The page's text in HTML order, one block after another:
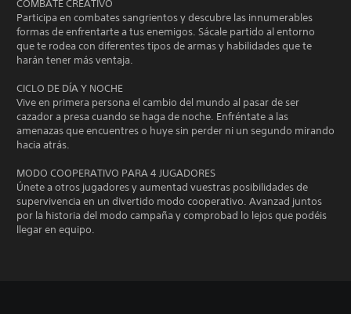
COMBATE CREATIVO
Participa en combates sangrientos y descubre las innumerables
formas de enfrentarte a tus enemigos. Sácale partido al entorno
que te rodea con diferentes tipos de armas y habilidades que te
harán tener más ventaja.
CICLO DE DÍA Y NOCHE
Vive en primera persona el cambio del mundo al pasar de ser
cazador a presa cuando se haga de noche. Enfréntate a las
amenazas que encuentres o huye sin perder ni un segundo mirando
hacia atrás.
MODO COOPERATIVO PARA 4 JUGADORES
Únete a otros jugadores y aumentad vuestras posibilidades de
supervivencia en un divertido modo cooperativo. Avanzad juntos
por la historia del modo campaña y comprobad lo lejos que podéis
llegar en equipo.